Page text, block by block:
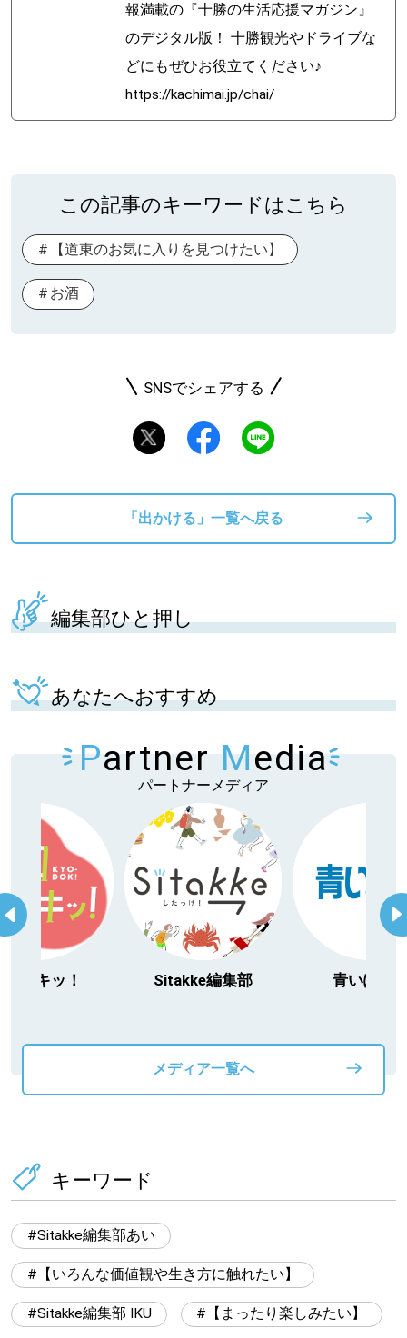
報満載の『十勝の生活応援マガジン』
のデジタル版！ 十勝観光やドライブな
どにもぜひお役立てください♪
https://kachimai.jp/chai/
この記事のキーワードはこちら
【道東のお気に入りを見つけたい】
お酒
SNSでシェアする
「出かける」一覧へ戻る
編集部ひと押し
あなたへおすすめ
Partner Media
パートナーメディア
編集部 青いぽすと
「北海道３大
メディア一覧へ
キーワード
Sitakke編集部あい
【いろんな価値観や生き方に触れたい】
Sitakke編集部 IKU 【まったり楽しみたい】